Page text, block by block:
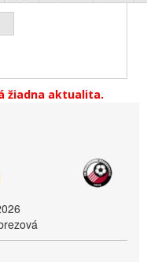
žiadna aktualita.